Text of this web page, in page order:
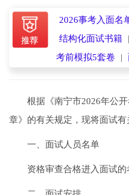
2026事考入面名
结构化面试书籍
|
考前模拟5套卷
|
根据《南宁市2026年公
章》的有关规定，现将面试有
一、面试人员名单
资格审查合格进入面试的